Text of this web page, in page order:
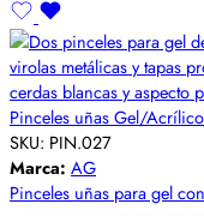
Pinceles uñas Gel/
SKU: PIN.027
Marca: AG
Pinceles uñas para gel